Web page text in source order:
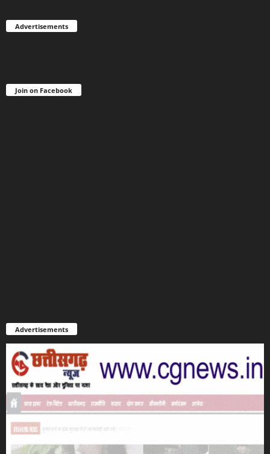
Advertisements
Join on Facebook
Advertisements